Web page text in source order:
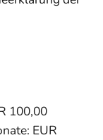
100,00
EUR